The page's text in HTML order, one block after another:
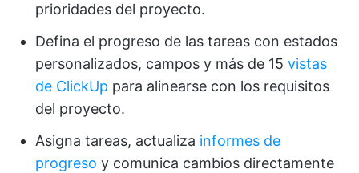
prioridades del proyecto.
Defina el progreso de las tareas con estados
personalizados, campos y más de 15 vistas
de ClickUp para alinearse con los requisitos
del proyecto.
Asigna tareas, actualiza informes de
progreso y comunica cambios directamente